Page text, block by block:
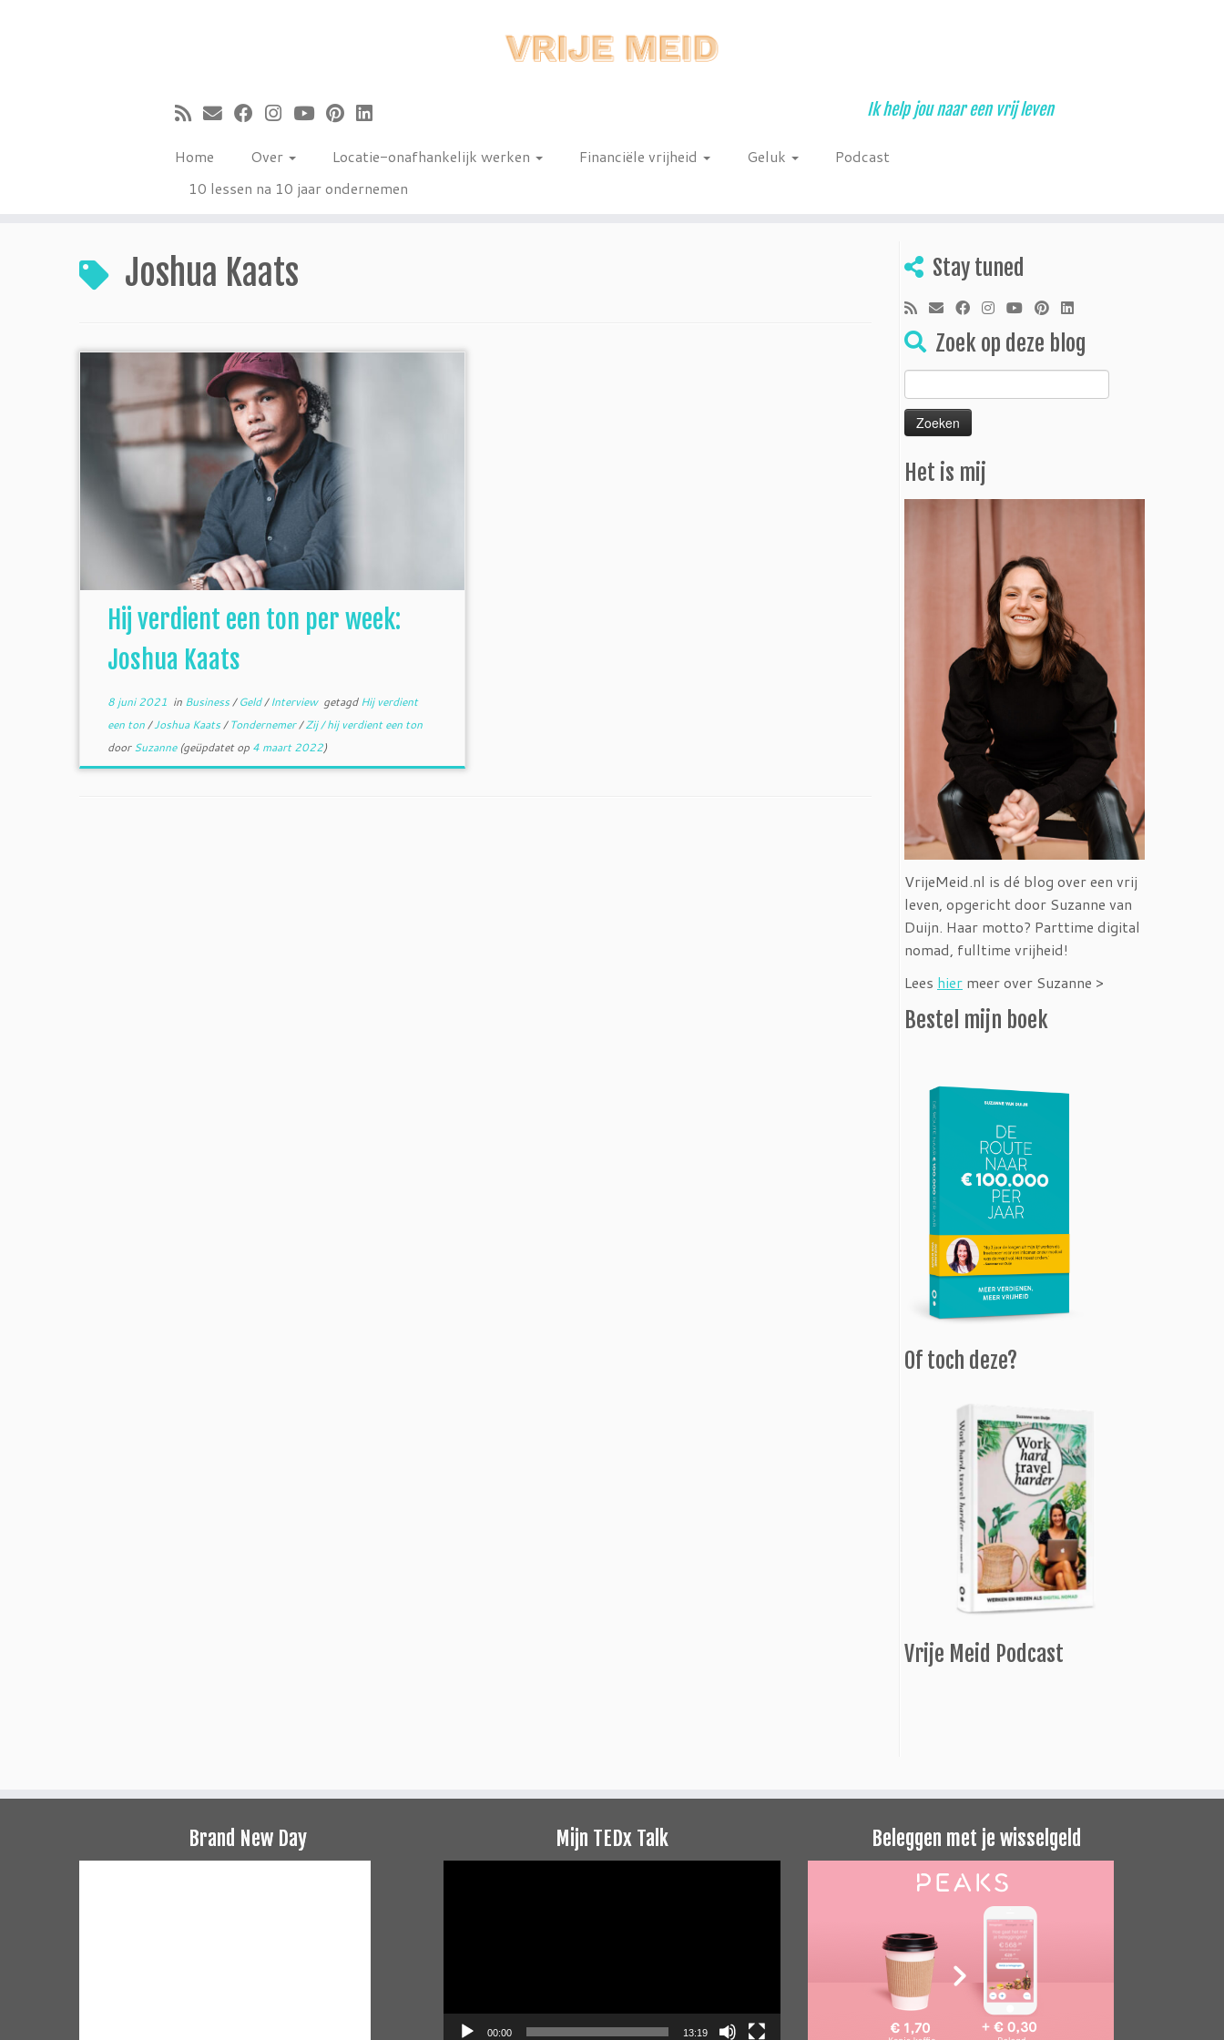
Ik help jou naar een vrij leven
Home Over Locatie-onafhankelijk werken Financiële vrijheid Geluk
Podcast
10 lessen na 10 jaar ondernemen
Joshua Kaats
Hij verdient een ton per week:
Joshua Kaats
8 juni 2021 in Business/Geld/Interview getagdHij verdient
een ton/Joshua Kaats/Tondernemer/Zij / hij verdient een ton
doorSuzanne(geüpdatet op 4 maart 2022)
Stay tuned
Zoek op deze blog
Zoeken
naar:
Het is mij
VrijeMeid.nl is dé blog over een vrij
leven, opgericht door Suzanne van
Duijn. Haar motto? Parttime digital
nomad, fulltime vrijheid!
Lees hier meer over Suzanne >
Bestel mijn boek
Of toch deze?
Vrije Meid Podcast
Brand New Day Mijn TEDx Talk
00:00 13:19
Beleggen met je wisselgeld